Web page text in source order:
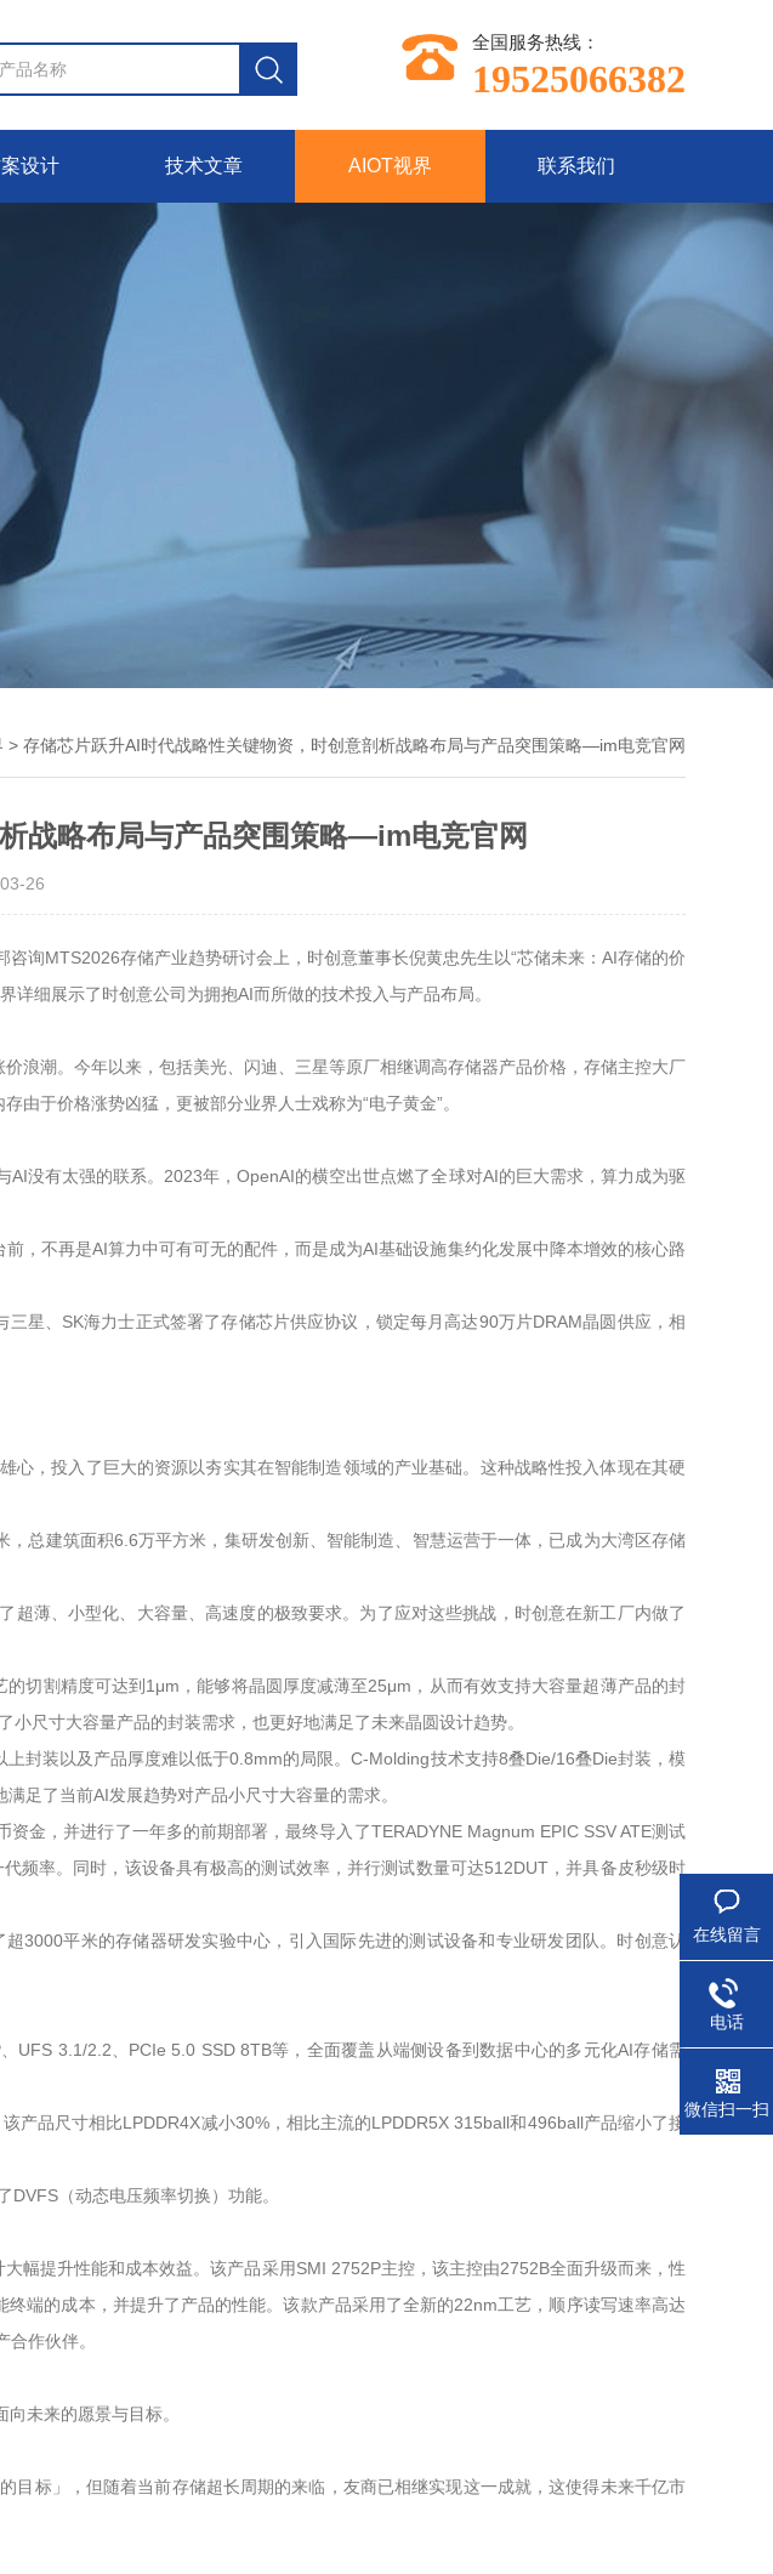
全国服务热线：
19525066382
设计 技术文章 AIOT视界 联系我们
> 存储芯片跃升AI时代战略性关键物资，时创意剖析战略布局与产品突围策略—im电竞官网
战略布局与产品突围策略—im电竞官网
26
询MTS2026存储产业趋势研讨会上，时创意董事长倪黄忠先生以“芯储未来：AI存储的价
细展示了时创意公司为拥抱AI而所做的技术投入与产品布局。
浪潮。今年以来，包括美光、闪迪、三星等原厂相继调高存储器产品价格，存储主控大厂
于价格涨势凶猛，更被部分业界人士戏称为“电子黄金”。
没有太强的联系。2023年，OpenAI的横空出世点燃了全球对AI的巨大需求，算力成为驱
，不再是AI算力中可有可无的配件，而是成为AI基础设施集约化发展中降本增效的核心路
星、SK海力士正式签署了存储芯片供应协议，锁定每月高达90万片DRAM晶圆供应，相
，投入了巨大的资源以夯实其在智能制造领域的产业基础。这种战略性投入体现在其硬
总建筑面积6.6万平方米，集研发创新、智能制造、智慧运营于一体，已成为大湾区存储
薄、小型化、大容量、高速度的极致要求。为了应对这些挑战，时创意在新工厂内做了
切割精度可达到1μm，能够将晶圆厚度减薄至25μm，从而有效支持大容量超薄产品的封
尺寸大容量产品的封装需求，也更好地满足了未来晶圆设计趋势。
封装以及产品厚度难以低于0.8mm的局限。C-Molding技术支持8叠Die/16叠Die封装，模
足了当前AI发展趋势对产品小尺寸大容量的需求。
金，并进行了一年多的前期部署，最终导入了TERADYNE Magnum EPIC SSV ATE测试
频率。同时，该设备具有极高的测试效率，并行测试数量可达512DUT，并具备皮秒级时
3000平米的存储器研发实验中心，引入国际先进的测试设备和专业研发团队。时创意认
3.1/2.2、PCIe 5.0 SSD 8TB等，全面覆盖从端侧设备到数据中心的多元化AI存储需
品尺寸相比LPDDR4X减小30%，相比主流的LPDDR5X 315ball和496ball产品缩小了接
（动态电压频率切换）功能。
幅提升性能和成本效益。该产品采用SMI 2752P主控，该主控由2752B全面升级而来，性
端的成本，并提升了产品的性能。该款产品采用了全新的22nm工艺，顺序读写速率高达
作伙伴。
未来的愿景与目标。
标」，但随着当前存储超长周期的来临，友商已相继实现这一成就，这使得未来千亿市
在线留言
电话
微信扫一扫